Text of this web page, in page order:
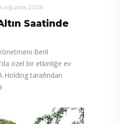
Ağustos 2026
Saatinde
Beril
özel bir etkinliğe ev
Holding tarafından